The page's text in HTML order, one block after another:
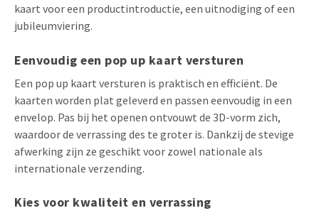
kaart voor een productintroductie, een uitnodiging of een
jubileumviering.
Eenvoudig een pop up kaart versturen
Een pop up kaart versturen is praktisch en efficiënt. De
kaarten worden plat geleverd en passen eenvoudig in een
envelop. Pas bij het openen ontvouwt de 3D-vorm zich,
waardoor de verrassing des te groter is. Dankzij de stevige
afwerking zijn ze geschikt voor zowel nationale als
internationale verzending.
Kies voor kwaliteit en verrassing